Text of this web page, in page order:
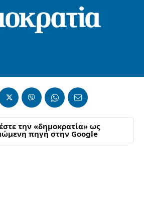
την «δημοκρατία» ως
πηγή στην Google